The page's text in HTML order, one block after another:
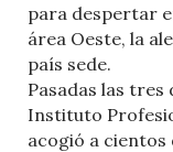
para despertar
área Oeste, la
país sede.
Pasadas las tres
Instituto
acogió a cientos